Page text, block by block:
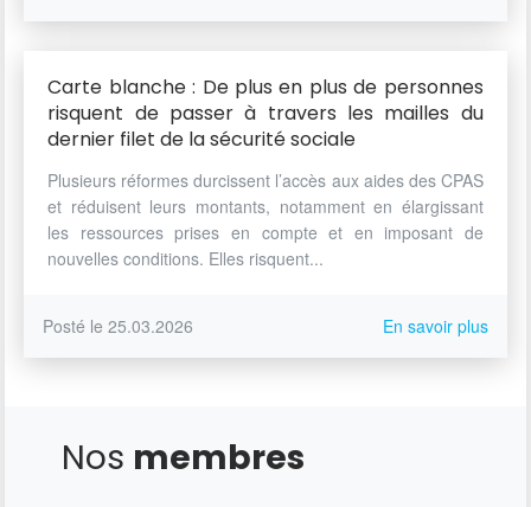
Carte blanche : De plus en plus de personnes
risquent de passer à travers les mailles du
dernier filet de la sécurité sociale
Plusieurs réformes durcissent l’accès aux aides des CPAS
et réduisent leurs montants, notamment en élargissant
les ressources prises en compte et en imposant de
nouvelles conditions. Elles risquent...
Posté le 25.03.2026 En savoir plus
Nos membres